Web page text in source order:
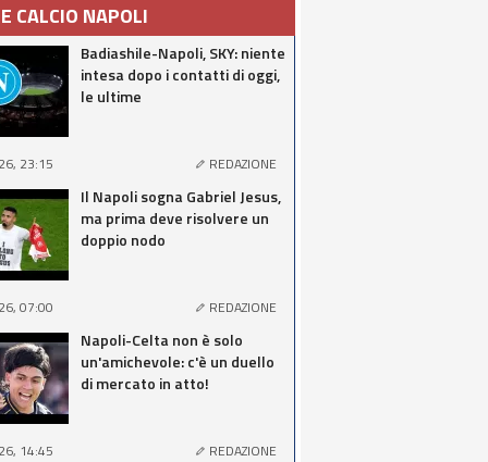
CALCIO NAPOLI
Badiashile-Napoli, SKY: niente
intesa dopo i contatti di oggi,
le ultime
23:15 REDAZIONE
Il Napoli sogna Gabriel Jesus,
ma prima deve risolvere un
doppio nodo
07:00 REDAZIONE
Napoli-Celta non è solo
un'amichevole: c'è un duello
di mercato in atto!
14:45 REDAZIONE